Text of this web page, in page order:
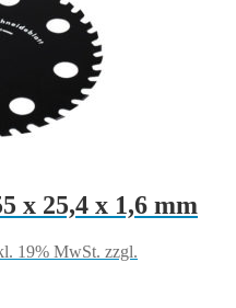
x 25,4 x 1,6 mm
19% MwSt. zzgl.